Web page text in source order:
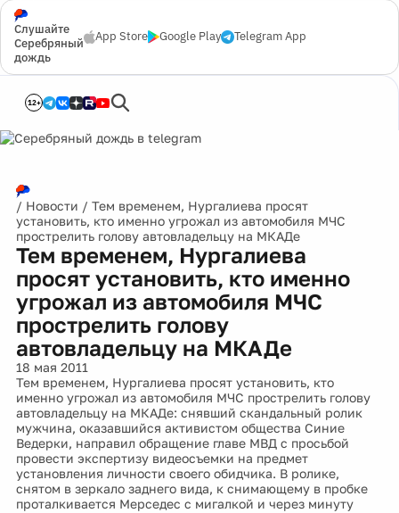
Слушайте
Серебряный
дождь
App Store Google Play Telegram App
12+
/ Новости / Тем временем, Нургалиева просят
установить, кто именно угрожал из автомобиля МЧС
прострелить голову автовладельцу на МКАДе
Тем временем, Нургалиева
просят установить, кто именно
угрожал из автомобиля МЧС
прострелить голову
автовладельцу на МКАДе
18 мая 2011
Тем временем, Нургалиева просят установить, кто
именно угрожал из автомобиля МЧС прострелить голову
автовладельцу на МКАДе: снявший скандальный ролик
мужчина, оказавшийся активистом общества Синие
Ведерки, направил обращение главе МВД с просьбой
провести экспертизу видеосъемки на предмет
установления личности своего обидчика. В ролике,
снятом в зеркало заднего вида, к снимающему в пробке
проталкивается Мерседес с мигалкой и через минуту